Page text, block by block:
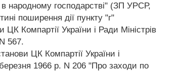
в народному господарстві" (ЗП УРСР,
поширення дії пункту "г"
ЦК Компартії України і Ради Міністрів
567.
ЦК Компартії України і
1966 р. N 206 "Про заходи по